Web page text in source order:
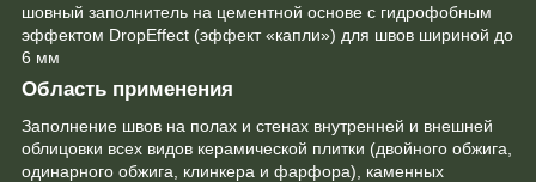
шовный заполнитель на цементной основе с гидрофобным
эффектом DropEffect (эффект «капли») для швов шириной до
6 мм
Область применения
Заполнение швов на полах и стенах внутренней и внешней
облицовки всех видов керамической плитки (двойного обжига,
одинарного обжига, клинкера и фарфора), каменных